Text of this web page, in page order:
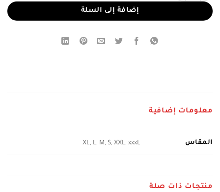
إضافة إلى السلة
معلومات إضافية
المقاس XL, L, M, S, XXL, xxxL
منتجات ذات صلة